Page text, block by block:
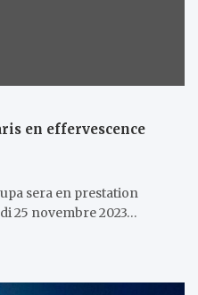
en effervescence
sera en prestation
25 novembre 2023…